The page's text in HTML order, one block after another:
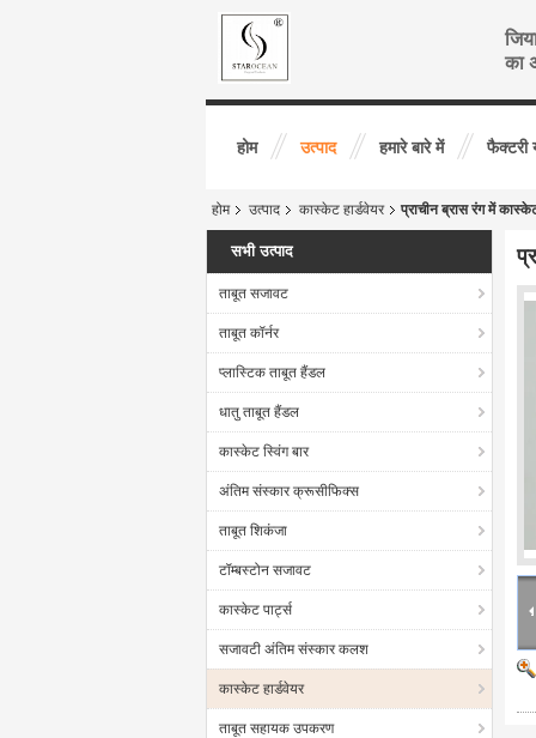
का
होम उत्पाद हमारे बारे में फैक्टरी
होम उत्पाद कास्केट हार्डवेयर प्राचीन ब्रास रंग में
सभी उत्पाद
ताबूत सजावट
ताबूत कॉर्नर
प्लास्टिक ताबूत हैंडल
धातु ताबूत हैंडल
कास्केट स्विंग बार
अंतिम संस्कार क्रूसीफिक्स
ताबूत शिकंजा
टॉम्बस्टोन सजावट
कास्केट पार्ट्स
सजावटी अंतिम संस्कार कलश
कास्केट हार्डवेयर
ताबूत सहायक उपकरण